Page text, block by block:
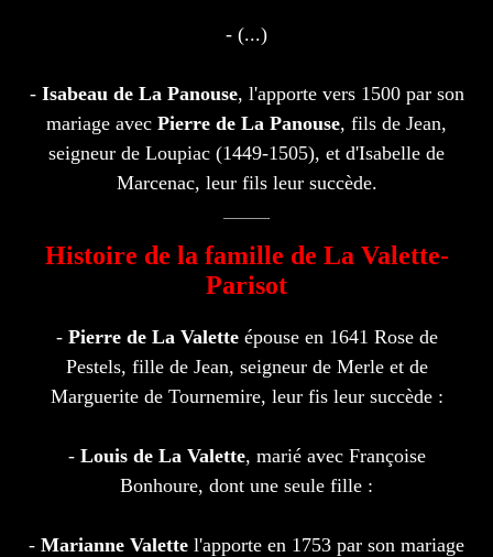
- (...)
- Isabeau de La Panouse, l'apporte vers 1500 par son
mariage avec Pierre de La Panouse, fils de Jean,
seigneur de Loupiac (1449-1505), et d'Isabelle de
Marcenac, leur fils leur succède.
Histoire de la famille de La Valette-
Parisot
- Pierre de La Valetteépouse en 1641 Rose de
Pestels, fille de Jean, seigneur de Merle et de
Marguerite de Tournemire, leur fis leur succède :
- Louis de La Valette, marié avec Françoise
Bonhoure, dont une seule fille :
- Marianne Valette l'apporte en 1753 par son mariage